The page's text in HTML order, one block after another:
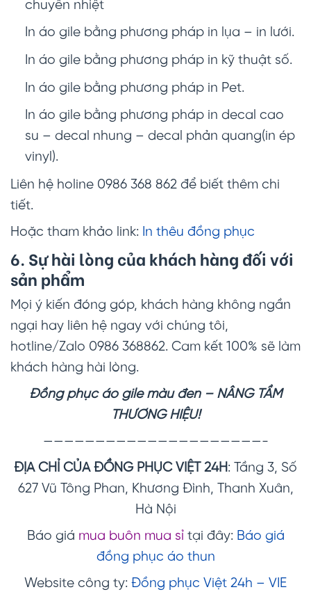
chuyển nhiệt
In áo gile bằng phương pháp in lụa – in lưới.
In áo gile bằng phương pháp in kỹ thuật số.
In áo gile bằng phương pháp in Pet.
In áo gile bằng phương pháp in decal cao
su – decal nhung – decal phản quang(in ép
vinyl).
Liên hệ holine 0986 368 862 để biết thêm chi
tiết.
Hoặc tham khảo link: In thêu đồng phục
6. Sự hài lòng của khách hàng đối với
sản phẩm
Mọi ý kiến đóng góp, khách hàng không ngần
ngại hay liên hệ ngay với chúng tôi,
hotline/Zalo 0986 368862. Cam kết 100% sẽ làm
khách hàng hài lòng.
Đồng phục áo gile màu đen – NÂNG TẦM
THƯƠNG HIỆU!
—————————————————————-
ĐỊA CHỈ CỦA ĐỒNG PHỤC VIỆT 24H: Tầng 3, Số
627 Vũ Tông Phan, Khương Đình, Thanh Xuân,
Hà Nội
Báo giá mua buôn mua sỉ tại đây: Báo giá
đồng phục áo thun
Website công ty: Đồng phục Việt 24h – VIE